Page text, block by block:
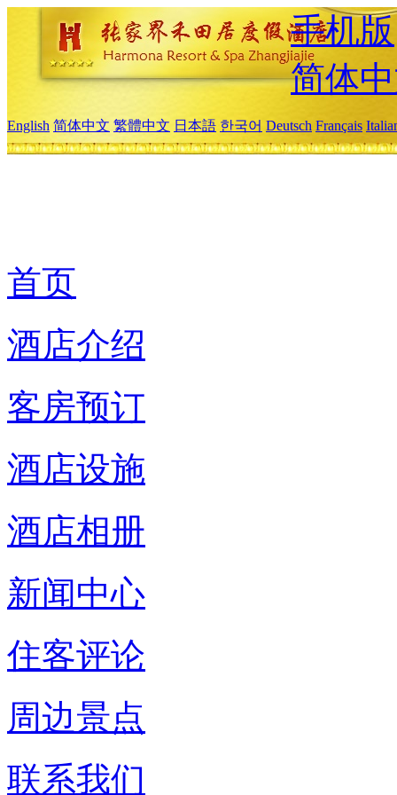
手机版
简体
English 简体中文 繁體中文 日本語 한국어 Deutsch Français
首页
酒店介绍
客房预订
酒店设施
酒店相册
新闻中心
住客评论
周边景点
联系我们